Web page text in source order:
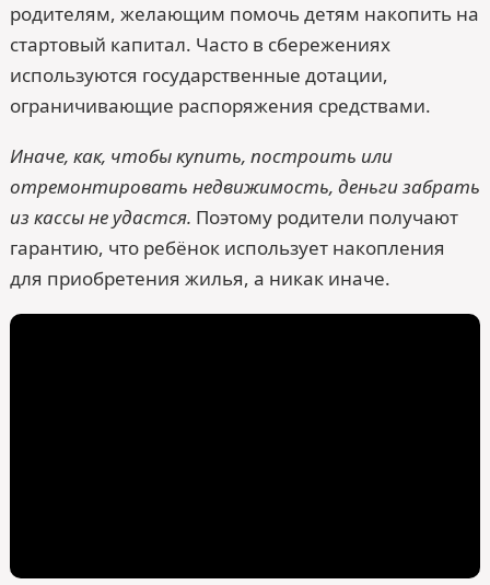
родителям, желающим помочь детям накопить на
стартовый капитал. Часто в сбережениях
используются государственные дотации,
ограничивающие распоряжения средствами.
Иначе, как, чтобы купить, построить или
отремонтировать недвижимость, деньги забрать
из кассы не удастся. Поэтому родители получают
гарантию, что ребёнок использует накопления
для приобретения жилья, а никак иначе.